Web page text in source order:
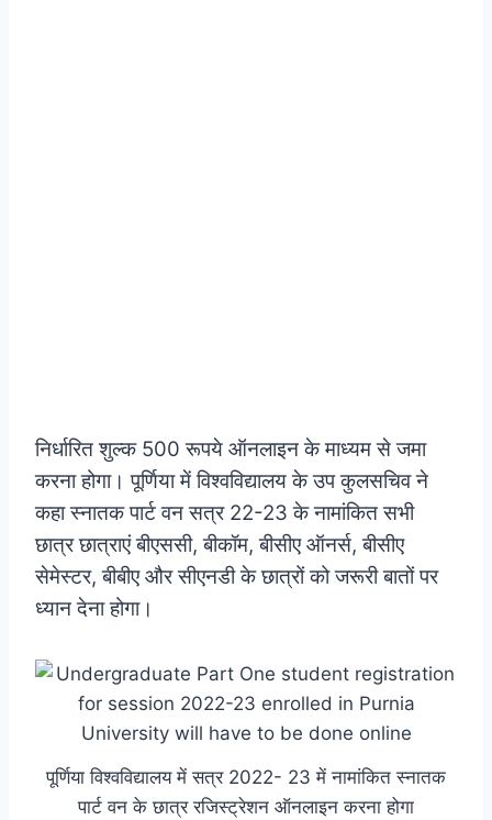
निर्धारित शुल्क 500 रूपये ऑनलाइन के माध्यम से जमा
करना होगा। पूर्णिया में विश्वविद्यालय के उप कुलसचिव ने
कहा स्नातक पार्ट वन सत्र 22-23 के नामांकित सभी
छात्र छात्राएं बीएससी, बीकॉम, बीसीए ऑनर्स, बीसीए
सेमेस्टर, बीबीए और सीएनडी के छात्रों को जरूरी बातों पर
ध्यान देना होगा।
पूर्णिया विश्वविद्यालय में सत्र 2022- 23 में नामांकित स्नातक
पार्ट वन के छात्र रजिस्ट्रेशन ऑनलाइन करना होगा